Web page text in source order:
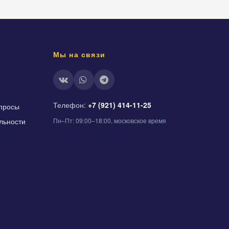
Мы на связи
Телефон: +7 (921) 414-11-25
Пн–Пт: 09:00–18:00, московское время